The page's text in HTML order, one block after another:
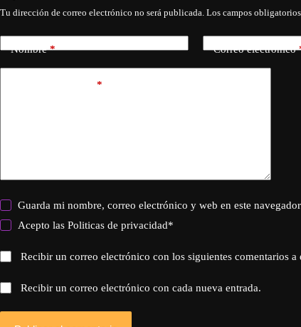
Tu dirección de correo electrónico no será publicada. Los campos
Nombre* Correo electrónico
*
Guarda mi nombre, correo electrónico y web en este
Acepto lasPoliticas de privacidad*
Recibir un correo electrónico con los siguientes comentarios a
Recibir un correo electrónico con cada nueva entrada.